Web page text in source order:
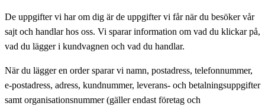
De uppgifter vi har om dig är de uppgifter vi får när du besöker vår
sajt och handlar hos oss. Vi sparar information om vad du klickar på,
vad du lägger i kundvagnen och vad du handlar.
När du lägger en order sparar vi namn, postadress, telefonnummer,
e-postadress, adress, kundnummer, leverans- och betalningsuppgifter
samt organisationsnummer (gäller endast företag och